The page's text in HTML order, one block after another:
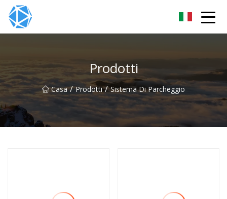
Prodotti
Casa / Prodotti / Sistema Di Parcheggio